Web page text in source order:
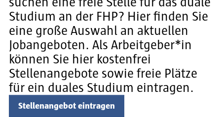
Studium an der FHP? Hier finden Sie
eine große Auswahl an aktuellen
Jobangeboten. Als Arbeitgeber*in
können Sie hier kostenfrei
Stellenangebote sowie freie Plätze
für ein duales Studium eintragen.
Stellenangebot eintragen